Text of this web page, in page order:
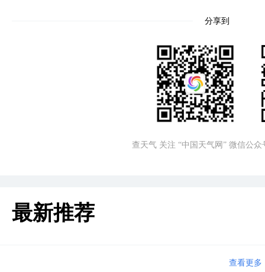
分享到
查天气 关注 “中国天气网” 微信公众
最新推荐
查看更多